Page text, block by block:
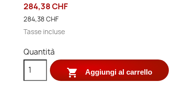
284,38 CHF
284,38 CHF
Tasse incluse
Quantità
 Aggiungi al carrello